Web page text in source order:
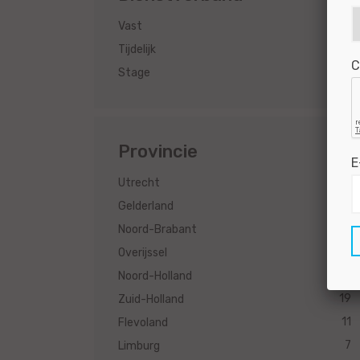
Vast
Tijdelijk
Stage
Provincie
Utrecht
Gelderland
Noord-Brabant
Overijssel
Noord-Holland
Zuid-Holland
19
Flevoland
11
Limburg
7